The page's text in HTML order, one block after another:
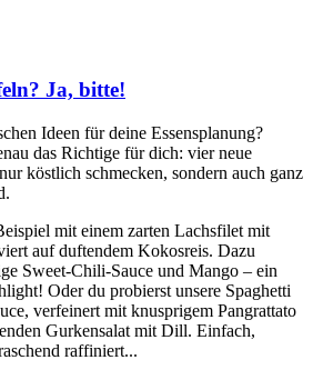
Ja, bitte!
Ideen für deine Essensplanung?
das Richtige für dich: vier neue
köstlich schmecken, sondern auch ganz
mit einem zarten Lachsfilet mit
auf duftendem Kokosreis. Dazu
Sweet-Chili-Sauce und Mango – ein
Oder du probierst unsere Spaghetti
verfeinert mit knusprigem Pangrattato
Gurkensalat mit Dill. Einfach,
raffiniert...